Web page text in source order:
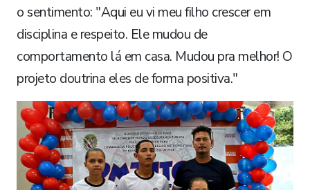
o sentimento: "Aqui eu vi meu filho crescer em
disciplina e respeito. Ele mudou de
comportamento lá em casa. Mudou pra melhor! O
projeto doutrina eles de forma positiva."